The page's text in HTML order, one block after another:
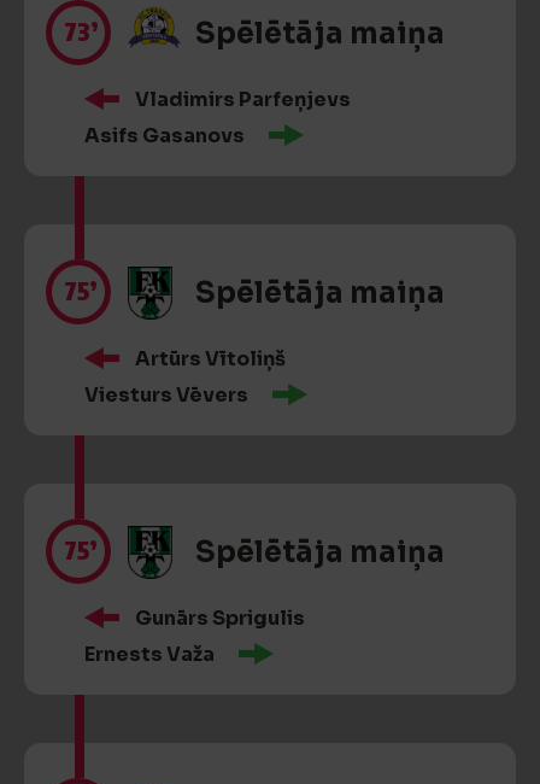
73’ Spēlētāja maiņa
Vladimirs Parfeņjevs
Asifs Gasanovs
75’ Spēlētāja maiņa
Artūrs Vītoliņš
Viesturs Vēvers
75’ Spēlētāja maiņa
Gunārs Sprigulis
Ernests Važa